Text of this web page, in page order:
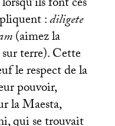
:diligete
(aimez la
terre). Cette
le respect de la
pouvoir,
la Maesta,